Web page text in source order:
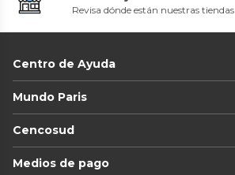
Revisa dónde están nuestras tiendas
Centro de Ayuda
Mundo Paris
Cencosud
Medios de pago